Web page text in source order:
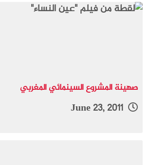
صهينة المشروع السينمائي المغربي